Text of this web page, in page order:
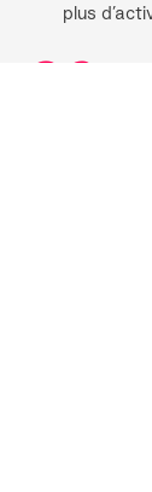
plus
3,9